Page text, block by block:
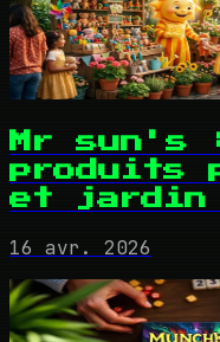
Mr sun's
produits
et jardin
16 avr. 2026